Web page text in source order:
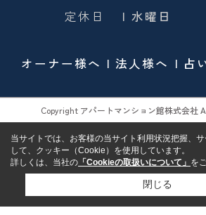
定休日
| 水曜日
オーナー様へ 法人様へ 占
Copyright アパートマンション館株式会社
当サイトでは、お客様の当サイト利用状況把握、
して、クッキー（Cookie）を使用しています。
詳しくは、当社の 「Cookieの取扱いについて」 を
閉じる